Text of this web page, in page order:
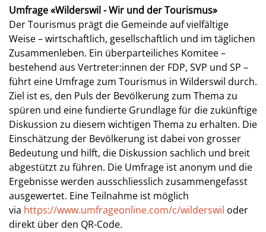
Umfrage «Wilderswil - Wir und der Tourismus»
Der Tourismus prägt die Gemeinde auf vielfältige
Weise – wirtschaftlich, gesellschaftlich und im täglichen
Zusammenleben. Ein überparteiliches Komitee –
bestehend aus Vertreter:innen der FDP, SVP und SP –
führt eine Umfrage zum Tourismus in Wilderswil durch.
Ziel ist es, den Puls der Bevölkerung zum Thema zu
spüren und eine fundierte Grundlage für die zukünftige
Diskussion zu diesem wichtigen Thema zu erhalten. Die
Einschätzung der Bevölkerung ist dabei von grosser
Bedeutung und hilft, die Diskussion sachlich und breit
abgestützt zu führen. Die Umfrage ist anonym und die
Ergebnisse werden ausschliesslich zusammengefasst
ausgewertet. Eine Teilnahme ist möglich
via https://www.umfrageonline.com/c/wilderswil oder
direkt über den QR-Code.